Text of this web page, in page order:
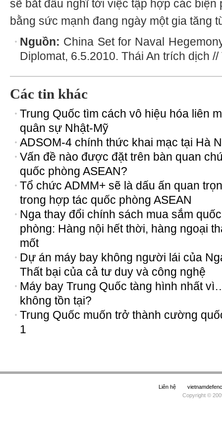
sẽ bắt đầu nghĩ tới việc tập hợp các biện
bằng sức mạnh đang ngày một gia tăng
Nguồn: China Set for Naval
Diplomat, 6.5.2010. Thái An trích dịch
Các tin khác
Trung Quốc tìm cách vô hiệu hóa liên
quân sự Nhật-Mỹ
ADSOM-4 chính thức khai mạc tại Hà
Vấn đề nào được đặt trên bàn quan
quốc phòng ASEAN?
Tổ chức ADMM+ sẽ là dấu ấn quan
trong hợp tác quốc phòng ASEAN
Nga thay đổi chính sách mua sắm quốc
phòng: Hàng nội hết thời, hàng ngoại
mốt
Dự án máy bay không người lái của
Thất bại của cả tư duy và công nghệ
Máy bay Trung Quốc tàng hình nhất
không tồn tại?
Trung Quốc muốn trở thành cường
1
Liên hệ
Copyright ©